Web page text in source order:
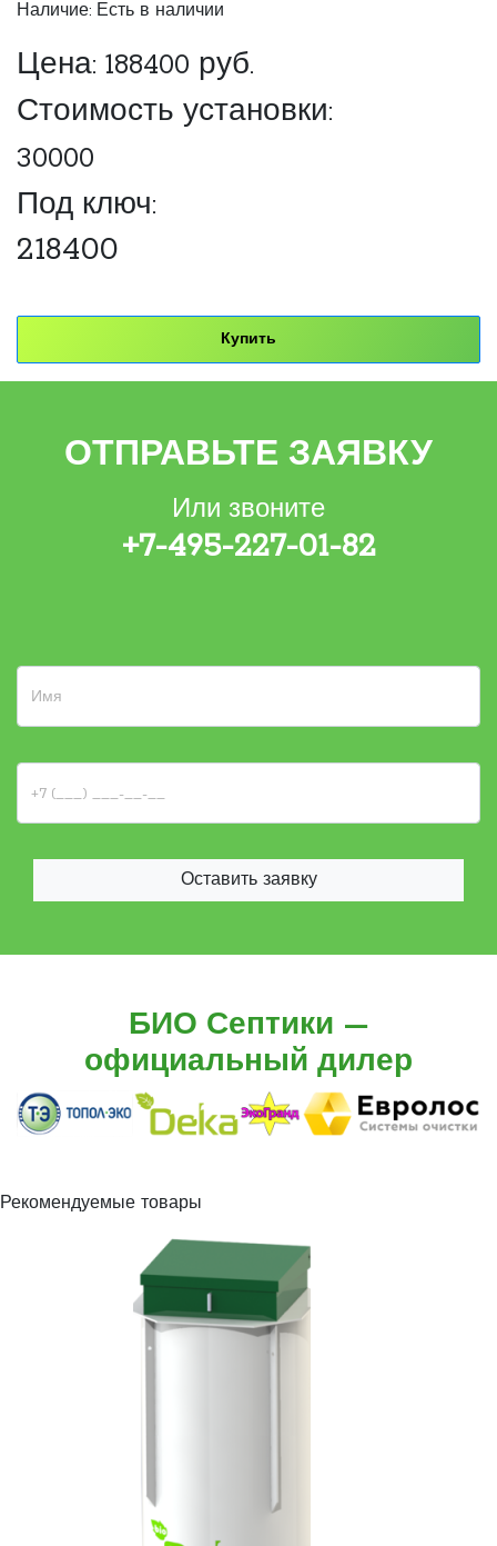
Наличие: Есть в наличии
Цена: 188400 руб.
Стоимость установки:
30000
Под ключ:
218400
Купить
ОТПРАВЬТЕ ЗАЯВКУ
Или звоните
+7-495-227-01-82
Оставить заявку
БИО Септики —
официальный дилер
Рекомендуемые товары